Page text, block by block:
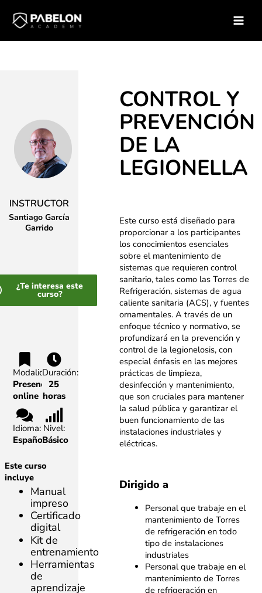
contenido
Inicio Soluciones para empresas
Curso – Control y Prevencion de la Legionella
INSTRUCTOR
Santiago García
Garrido
¿Te interesa este
curso?
Modalidad:
Presencial,
online
Duración:
25
horas
Idioma:
Español
Nivel:
Básico
Este curso
incluye
Manual
impreso
Certificado
digital
Kit de
entrenamiento
Herramientas
de
aprendizaje
CONTROL Y
PREVENCIÓN
DE LA
LEGIONELLA
Este curso está diseñado para
proporcionar a los participantes
los conocimientos esenciales
sobre el mantenimiento de
sistemas que requieren control
sanitario, tales como las Torres de
Refrigeración, sistemas de agua
caliente sanitaria (ACS), y fuentes
ornamentales. A través de un
enfoque técnico y normativo, se
profundizará en la prevención y
control de la legionelosis, con
especial énfasis en las mejores
prácticas de limpieza,
desinfección y mantenimiento,
que son cruciales para mantener
la salud pública y garantizar el
buen funcionamiento de las
instalaciones industriales y
eléctricas.
Dirigido a
Personal que trabaje en el
mantenimiento de Torres
de refrigeración en todo
tipo de instalaciones
industriales
Personal que trabaje en el
mantenimiento de Torres
de refrigeración en